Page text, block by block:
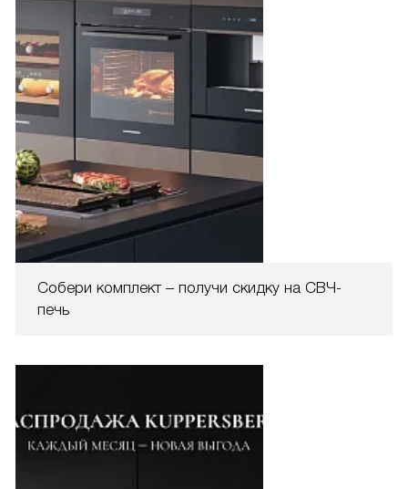
Собери комплект – получи скидку на СВЧ-
печь